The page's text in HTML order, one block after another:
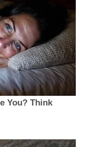
You? Think